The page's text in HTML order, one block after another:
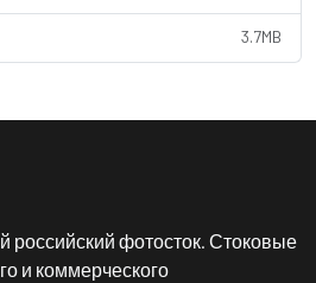
3.7MB
российский фотосток. Стоковые
и коммерческого